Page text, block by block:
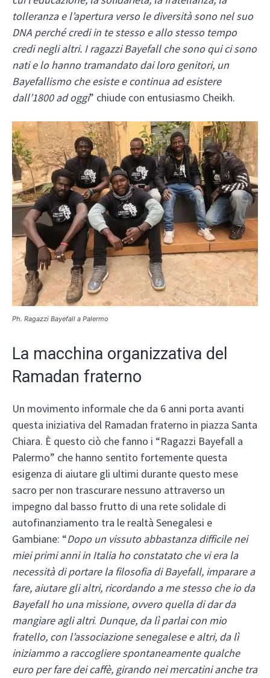
tolleranza e l’apertura verso le diversità sono nel suo
DNA perché credi in te stesso e allo stesso tempo
credi negli altri. I ragazzi Bayefall che sono qui ci sono
nati e lo hanno tramandato dai loro genitori, un
Bayefallismo che esiste e continua ad esistere
dall’1800 ad oggi” chiude con entusiasmo Cheikh.
Ph. Ragazzi Bayefall a Palermo
La macchina organizzativa del
Ramadan fraterno
Un movimento informale che da 6 anni porta avanti
questa iniziativa del Ramadan fraterno in piazza Santa
Chiara. È questo ciò che fanno i “Ragazzi Bayefall a
Palermo” che hanno sentito fortemente questa
esigenza di aiutare gli ultimi durante questo mese
sacro per non trascurare nessuno attraverso un
impegno dal basso frutto di una rete solidale di
autofinanziamento tra le realtà Senegalesi e
Gambiane: “Dopo un vissuto abbastanza difficile nei
miei primi anni in Italia ho constatato che vi era la
necessità di portare la filosofia di Bayefall, imparare a
fare, aiutare gli altri, ricordando a me stesso che io da
Bayefall ho una missione, ovvero quella di dar da
mangiare agli altri. Dunque, da lì parlai con mio
fratello, con l’associazione senegalese e altri, da lì
iniziammo a raccogliere spontaneamente qualche
euro per fare dei caffè, girando nei mercatini anche tra